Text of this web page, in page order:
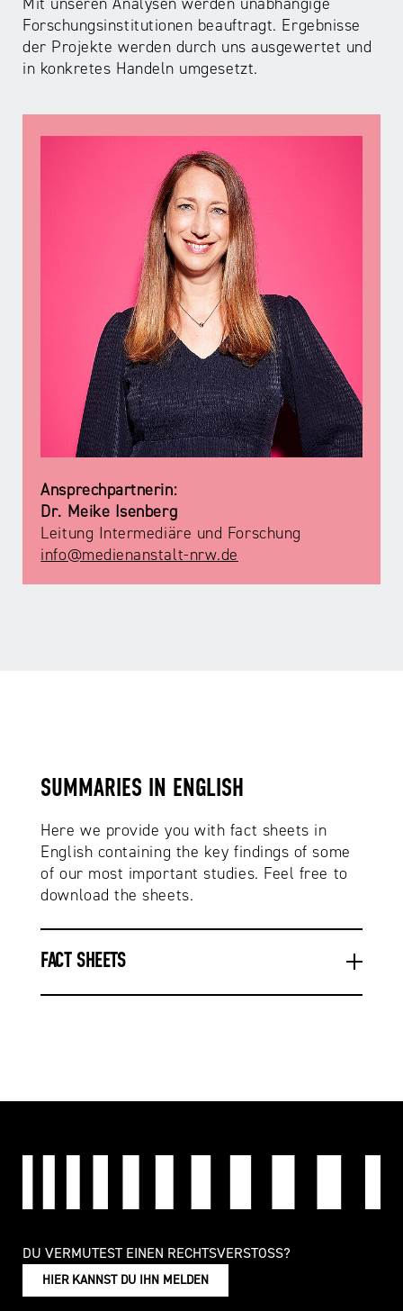
Forschungsinstitutionen beauftragt. Ergebnisse
der Projekte werden durch uns ausgewertet und
in konkretes Handeln umgesetzt.
Ansprechpartnerin:
Dr. Meike Isenberg
Leitung Intermediäre und Forschung
info@medienanstalt-nrw.de
SUMMARIES IN ENGLISH
Here we provide you with fact sheets in
English containing the key findings of some
of our most important studies. Feel free to
download the sheets.
FACT SHEETS
DU VERMUTEST EINEN RECHTSVERSTOSS?
HIER KANNST DU IHN MELDEN